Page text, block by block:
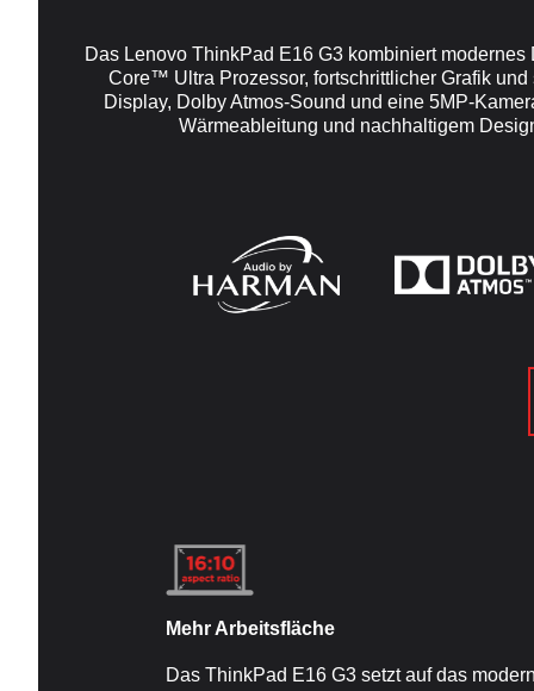
Das Lenovo ThinkPad E16 G3 kombiniert
Core™ Ultra Prozessor, fortschrittlicher Grafik
Display, Dolby Atmos-Sound und eine 5MP-
Wärmeableitung und nachhaltigem
Mehr Arbeitsfläche
Das ThinkPad E16 G3 setzt auf das